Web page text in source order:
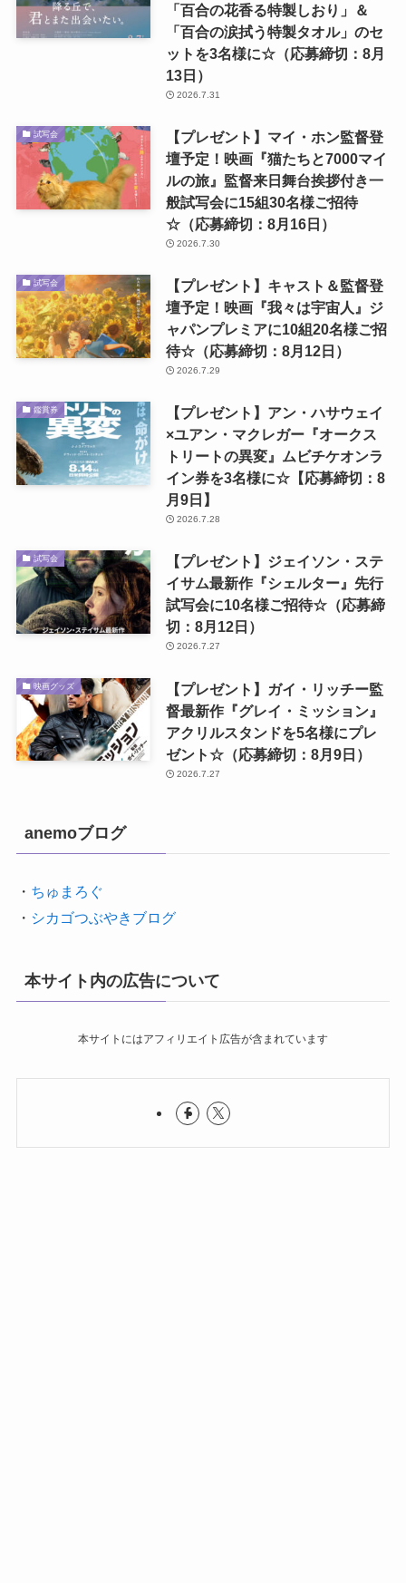
「百合の花香る特製しおり」＆
「百合の涙拭う特製タオル」のセ
ットを3名様に☆（応募締切：8月
13日）
2026.7.31
試写会
【プレゼント】マイ・ホン監督登
壇予定！映画『猫たちと7000マイ
ルの旅』監督来日舞台挨拶付き一
般試写会に15組30名様ご招待
☆（応募締切：8月16日）
2026.7.30
試写会
【プレゼント】キャスト＆監督登
壇予定！映画『我々は宇宙人』ジ
ャパンプレミアに10組20名様ご招
待☆（応募締切：8月12日）
2026.7.29
鑑賞券
【プレゼント】アン・ハサウェイ
×ユアン・マクレガー『オークス
トリートの異変』ムビチケオンラ
イン券を3名様に☆【応募締切：8
月9日】
2026.7.28
試写会
【プレゼント】ジェイソン・ステ
イサム最新作『シェルター』先行
試写会に10名様ご招待☆（応募締
切：8月12日）
2026.7.27
映画グッズ
【プレゼント】ガイ・リッチー監
督最新作『グレイ・ミッション』
アクリルスタンドを5名様にプレ
ゼント☆（応募締切：8月9日）
2026.7.27
anemoブログ
・ ちゅまろぐ
・ シカゴつぶやきブログ
本サイト内の広告について
本サイトにはアフィリエイト広告が含まれています